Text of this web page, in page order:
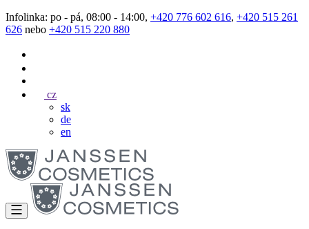
Infolinka: po - pá, 08:00 - 14:00, +420 776 602 616, +420 515 261
626 nebo +420 515 220 880
cz
sk
de
en